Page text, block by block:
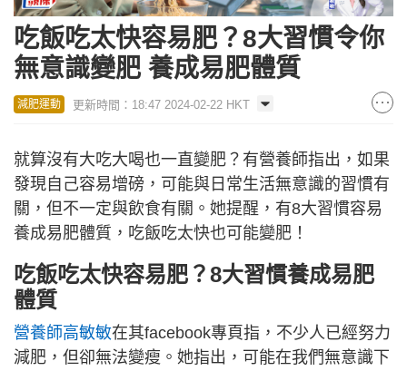
吃飯吃太快容易肥？8大習慣令你
無意識變肥 養成易肥體質
減肥運動 更新時間：18:47 2024-02-22 HKT
就算沒有大吃大喝也一直變肥？有營養師指出，如果
發現自己容易增磅，可能與日常生活無意識的習慣有
關，但不一定與飲食有關。她提醒，有8大習慣容易
養成易肥體質，吃飯吃太快也可能變肥！
吃飯吃太快容易肥？8大習慣養成易肥
體質
營養師高敏敏在其facebook專頁指，不少人已經努力
減肥，但卻無法變瘦。她指出，可能在我們無意識下